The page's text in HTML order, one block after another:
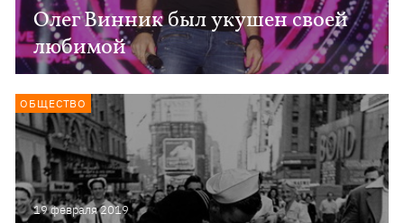
Олег Винник был укушен своей
любимой
19 февраля 2019
ОБЩЕСТВО